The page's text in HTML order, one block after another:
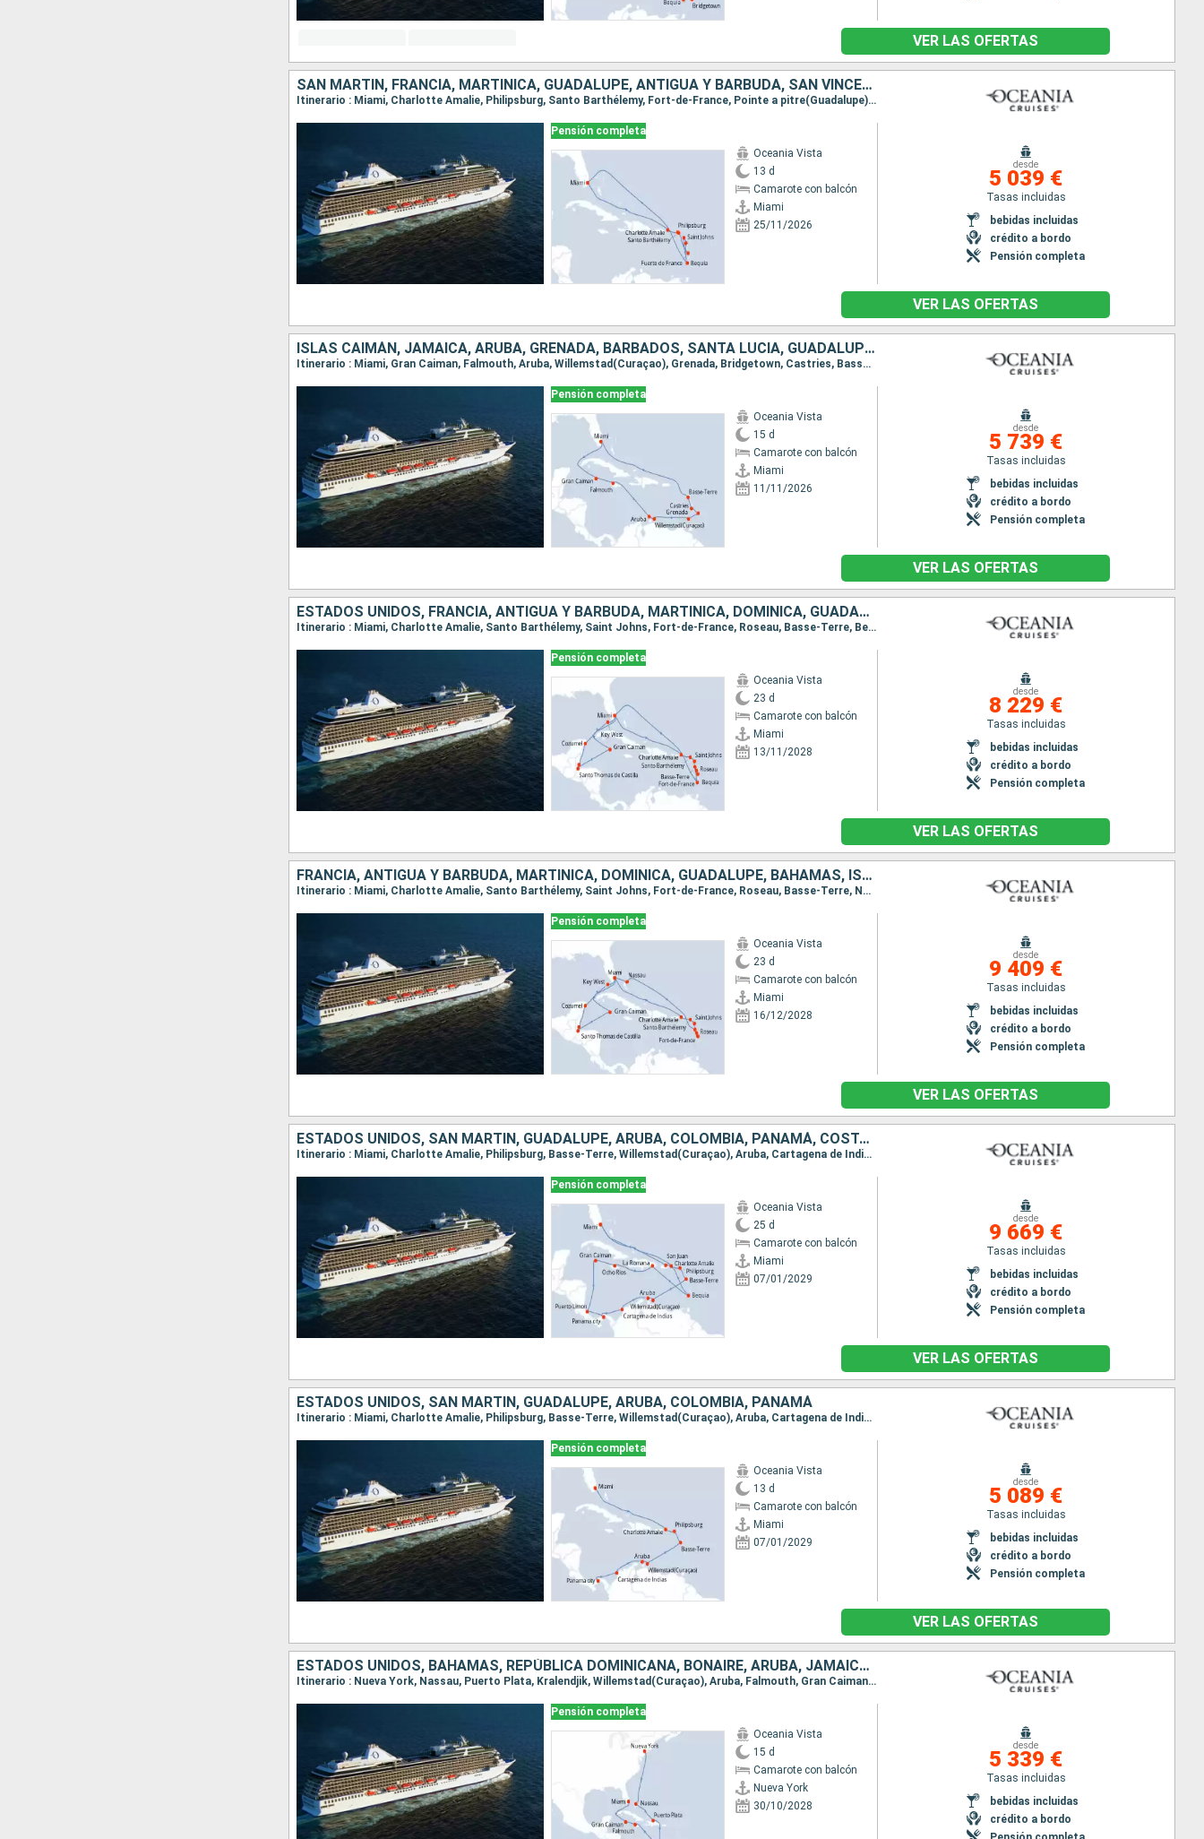
VER LAS OFERTAS
SAN MARTÍN, FRANCIA, MARTINICA, GUADALUPE, ANTIGUA Y BARBUDA, SAN VINCENT Y LAS GRANADINAS, ESTADOS UNIDOS
Itinerario : Miami, Charlotte Amalie, Philipsburg, Santo Barthélemy, Fort-de-France, Pointe a pitre(Guadalupe), Saint Johns, Bequia, Miami
Pensión completa
Oceania Vista
13 d
Camarote con balcón
Miami
25/11/2026
desde
5 039 €
Tasas incluidas
bebidas incluidas
crédito a bordo
Pensión completa
VER LAS OFERTAS
ISLAS CAIMÁN, JAMAICA, ARUBA, GRENADA, BARBADOS, SANTA LUCIA, GUADALUPE, ESTADOS UNIDOS
Itinerario : Miami, Gran Caiman, Falmouth, Aruba, Willemstad(Curaçao), Grenada, Bridgetown, Castries, Basse-Terre, Miami
Pensión completa
Oceania Vista
15 d
Camarote con balcón
Miami
11/11/2026
desde
5 739 €
Tasas incluidas
bebidas incluidas
crédito a bordo
Pensión completa
VER LAS OFERTAS
ESTADOS UNIDOS, FRANCIA, ANTIGUA Y BARBUDA, MARTINICA, DOMINICA, GUADALUPE, SAN VINCENT Y LAS GRANADINAS, ISLAS CAIMÁN, GUATEMALA, BELICE, MÉXICO
Itinerario : Miami, Charlotte Amalie, Santo Barthélemy, Saint Johns, Fort-de-France, Roseau, Basse-Terre, Bequia, Miami, Key West, Gran Caiman, Santo Thomas de Castilla, Belize (harvest caye), Cozumel, Miami
Pensión completa
Oceania Vista
23 d
Camarote con balcón
Miami
13/11/2028
desde
8 229 €
Tasas incluidas
bebidas incluidas
crédito a bordo
Pensión completa
VER LAS OFERTAS
FRANCIA, ANTIGUA Y BARBUDA, MARTINICA, DOMINICA, GUADALUPE, BAHAMAS, ISLAS CAIMÁN, GUATEMALA, BELICE, MÉXICO, ESTADOS UNIDOS
Itinerario : Miami, Charlotte Amalie, Santo Barthélemy, Saint Johns, Fort-de-France, Roseau, Basse-Terre, Nassau, Miami, Key West, Gran Caiman, Santo Thomas de Castilla, Belize (harvest caye), Cozumel, Miami
Pensión completa
Oceania Vista
23 d
Camarote con balcón
Miami
16/12/2028
desde
9 409 €
Tasas incluidas
bebidas incluidas
crédito a bordo
Pensión completa
VER LAS OFERTAS
ESTADOS UNIDOS, SAN MARTÍN, GUADALUPE, ARUBA, COLOMBIA, PANAMÁ, COSTA RICA, ISLAS CAIMÁN, JAMAICA, REPÚBLICA DOMINICANA, SAN VINCENT Y LAS GRANADINAS, PORTO RICO
Itinerario : Miami, Charlotte Amalie, Philipsburg, Basse-Terre, Willemstad(Curaçao), Aruba, Cartagena de Indias, Panama city, Puerto Limon, Gran Caiman, Ocho Rios, La Romana, Bequia, San Juan, Miami
Pensión completa
Oceania Vista
25 d
Camarote con balcón
Miami
07/01/2029
desde
9 669 €
Tasas incluidas
bebidas incluidas
crédito a bordo
Pensión completa
VER LAS OFERTAS
ESTADOS UNIDOS, SAN MARTÍN, GUADALUPE, ARUBA, COLOMBIA, PANAMÁ
Itinerario : Miami, Charlotte Amalie, Philipsburg, Basse-Terre, Willemstad(Curaçao), Aruba, Cartagena de Indias, Panama city
Pensión completa
Oceania Vista
13 d
Camarote con balcón
Miami
07/01/2029
desde
5 089 €
Tasas incluidas
bebidas incluidas
crédito a bordo
Pensión completa
VER LAS OFERTAS
ESTADOS UNIDOS, BAHAMAS, REPÚBLICA DOMINICANA, BONAIRE, ARUBA, JAMAICA, ISLAS CAIMÁN
Itinerario : Nueva York, Nassau, Puerto Plata, Kralendjik, Willemstad(Curaçao), Aruba, Falmouth, Gran Caiman, Miami
Pensión completa
Oceania Vista
15 d
Camarote con balcón
Nueva York
30/10/2028
desde
5 339 €
Tasas incluidas
bebidas incluidas
crédito a bordo